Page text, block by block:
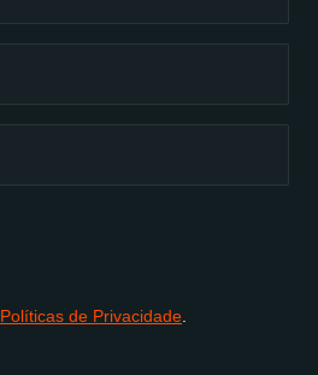
Políticas de Privacidade